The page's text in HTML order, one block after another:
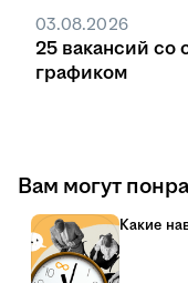
03.08.2026
25 вакансий
графиком
Вам могут
Какие